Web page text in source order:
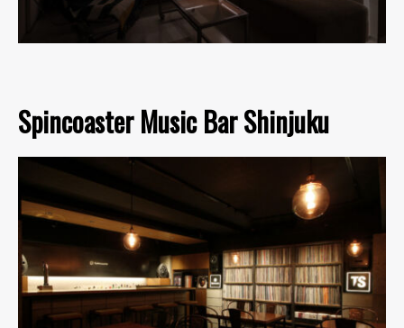
Spincoaster Music Bar Shinjuku